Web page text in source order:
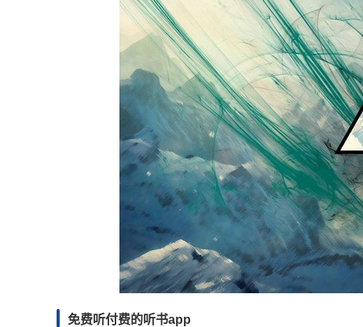
免费听付费的听书app